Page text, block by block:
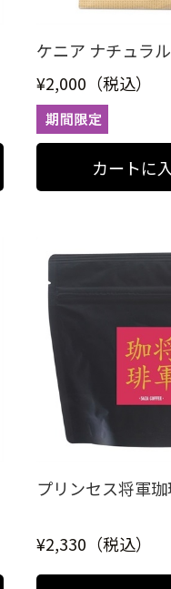
ケニア ナチュラ
¥2,000（税込）
プリンセス将軍
¥2,330（税込）